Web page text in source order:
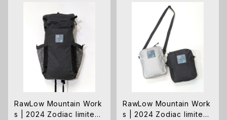
RawLow Mountain Work
s | 2024 Zodiac limited
RawLow Mountain Work
s | 2024 Zodiac limited